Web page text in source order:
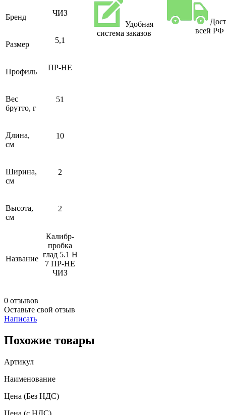
Бренд ЧИЗ
Размер 5,1
Профиль ПР-НЕ
Вес
брутто, г
51
Длина,
см
10
Ширина,
см
2
Высота,
см
2
Название
Калибр-
пробка
глад 5.1 Н
7 ПР-НЕ
ЧИЗ
0 отзывов
Оставьте свой отзыв
Написать
Удобная
система заказов
всей РФ
Похожие товары
Артикул
Наименование
Цена (Без НДС)